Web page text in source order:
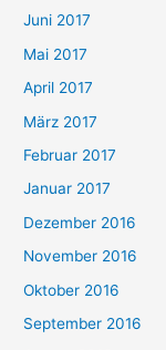
Juni 2017
Mai 2017
April 2017
März 2017
Februar 2017
Januar 2017
Dezember 2016
November 2016
Oktober 2016
September 2016